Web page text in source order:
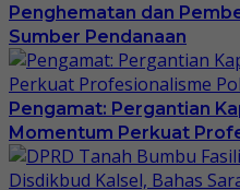
Penghematan dan
Sumber Pendanaan
Pengamat: Pergantian
Momentum Perkuat